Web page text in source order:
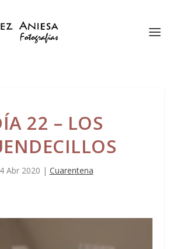
22 – LOS
4 Abr 2020 | Cuarentena